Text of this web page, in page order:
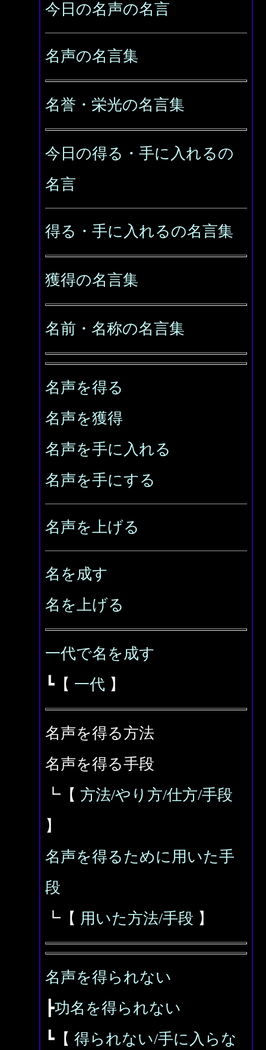
今日の名声の名言
名声の名言集
名誉・栄光の名言集
今日の得る・手に入れるの
名言
得る・手に入れるの名言集
獲得の名言集
名前・名称の名言集
名声を得る
名声を獲得
名声を手に入れる
名声を手にする
名声を上げる
名を成す
名を上げる
一代で名を成す
┗【 一代 】
名声を得る方法
名声を得る手段
┗【 方法/やり方/仕方/手段
】
名声を得るために用いた手
段
┗【 用いた方法/手段 】
名声を得られない
┣功名を得られない
┗【 得られない/手に入らな